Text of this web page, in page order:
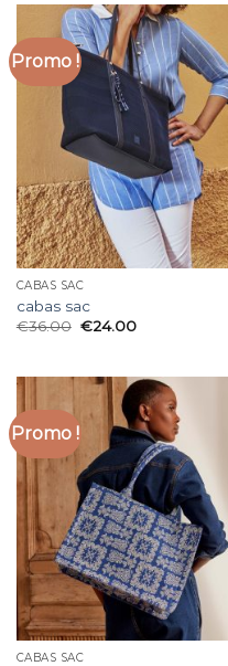
Promo !
CABAS SAC
cabas sac
€36.00 €24.00
Promo !
CABAS SAC